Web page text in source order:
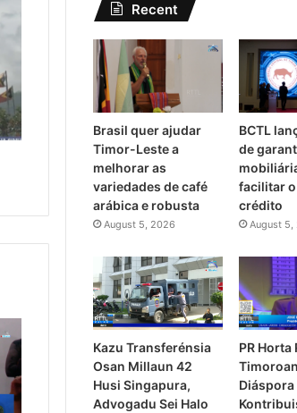
Recent
Brasil quer ajudar
Timor-Leste a
melhorar as
variedades de café
arábica e robusta
August 5, 2026
BCTL
de
facilitar
crédito
August 5,
Kazu Transferénsia
Osan Millaun 42
Husi Singapura,
Advogadu Sei Halo
PR Horta
Diáspora